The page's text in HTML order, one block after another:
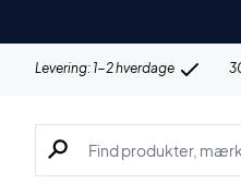
Levering: 1-2 hverdage
Søg efter produkter,